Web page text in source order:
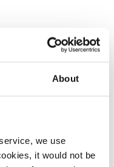
About
we use
it would not be